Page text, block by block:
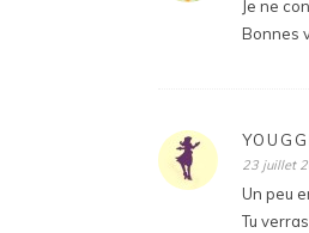
Je ne
Bonnes
23 juillet
Un peu
Tu